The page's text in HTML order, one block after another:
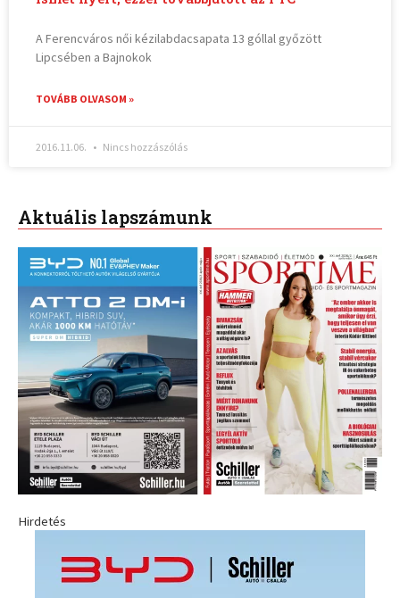
A Ferencváros női kézilabdacsapata 13 góllal győzött
Lipcsében a Bajnokok
TOVÁBB OLVASOM »
2016.11.06. Nincs hozzászólás
Aktuális lapszámunk
Hirdetés